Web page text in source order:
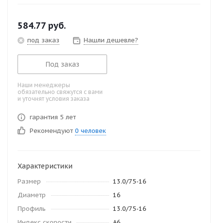
584.77 руб.
под заказ Нашли дешевле?
Под заказ
Наши менеджеры
обязательно свяжутся с вами
и уточнят условия заказа
гарантия 5 лет
Рекомендуют 0 человек
Характеристики
Размер
13.0/75-16
Диаметр
16
Профиль
13.0/75-16